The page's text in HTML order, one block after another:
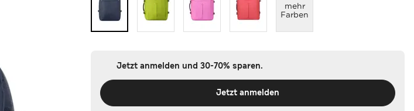
mehr
Farben
Jetzt anmelden und 30-70% sparen.
Jetzt anmelden